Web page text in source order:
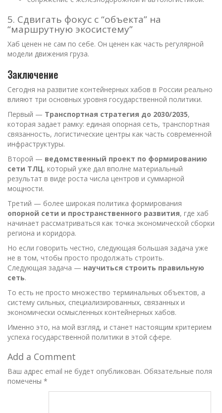
5. Сдвигать фокус с “объекта” на
“маршрутную экосистему”
Хаб ценен не сам по себе. Он ценен как часть регулярной
модели движения груза.
Заключение
Сегодня на развитие контейнерных хабов в России реально
влияют три основных уровня государственной политики.
Первый — Транспортная стратегия до 2030/2035,
которая задает рамку: единая опорная сеть, транспортная
связанность, логистические центры как часть современной
инфраструктуры.
Второй — ведомственный проект по формированию
сети ТЛЦ, который уже дал вполне материальный
результат в виде роста числа центров и суммарной
мощности.
Третий — более широкая политика формирования
опорной сети и пространственного развития, где хаб
начинает рассматриваться как точка экономической сборки
региона и коридора.
Но если говорить честно, следующая большая задача уже
не в том, чтобы просто продолжать строить.
Следующая задача — научиться строить правильную
сеть.
То есть не просто множество терминальных объектов, а
систему сильных, специализированных, связанных и
экономически осмысленных контейнерных хабов.
Именно это, на мой взгляд, и станет настоящим критерием
успеха государственной политики в этой сфере.
Add a Comment
Ваш адрес email не будет опубликован. Обязательные поля
помечены *